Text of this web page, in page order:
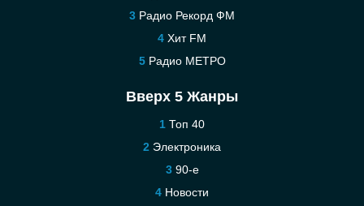
Радио Рекорд ФМ
Хит FM
Радио МЕТРО
Вверх 5 Жанры
Топ 40
Электроника
90-е
Новости